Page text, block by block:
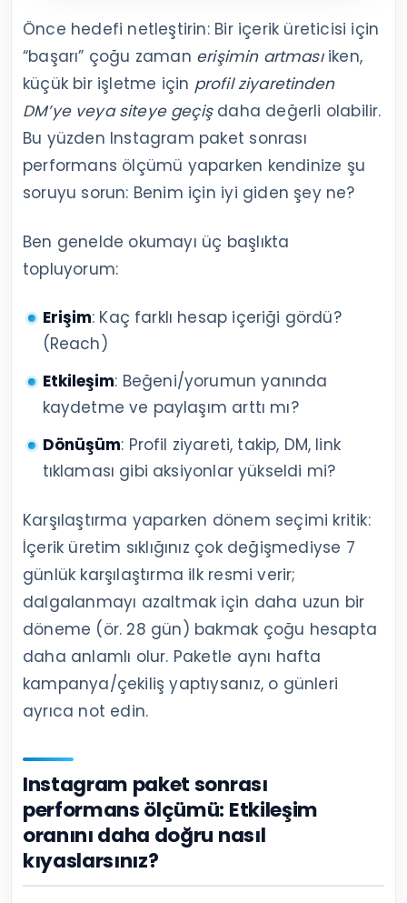
Önce hedefi netleştirin: Bir içerik üreticisi için
“başarı” çoğu zaman erişimin artmasıiken,
küçük bir işletme için profil ziyaretinden
DM’ye veya siteye geçişdaha değerli olabilir.
Bu yüzden Instagram paket sonrası
performans ölçümü yaparken kendinize şu
soruyu sorun: Benim için iyi giden şey ne?
Ben genelde okumayı üç başlıkta
topluyorum:
Erişim: Kaç farklı hesap içeriği gördü?
(Reach)
Etkileşim: Beğeni/yorumun yanında
kaydetme ve paylaşım arttı mı?
Dönüşüm: Profil ziyareti, takip, DM, link
tıklaması gibi aksiyonlar yükseldi mi?
Karşılaştırma yaparken dönem seçimi kritik:
İçerik üretim sıklığınız çok değişmediyse 7
günlük karşılaştırma ilk resmi verir;
dalgalanmayı azaltmak için daha uzun bir
döneme (ör. 28 gün) bakmak çoğu hesapta
daha anlamlı olur. Paketle aynı hafta
kampanya/çekiliş yaptıysanız, o günleri
ayrıca not edin.
Instagram paket sonrası
performans ölçümü: Etkileşim
oranını daha doğru nasıl
kıyaslarsınız?